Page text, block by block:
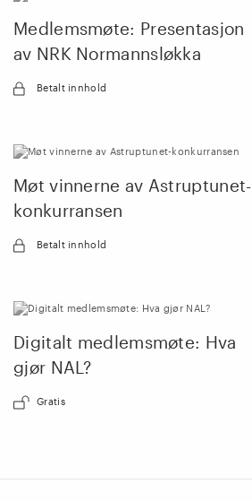
Medlemsmøte: Presentasjon
av NRK Normannsløkka
Betalt innhold
Møt vinnerne av Astruptunet-
konkurransen
Betalt innhold
Digitalt medlemsmøte: Hva
gjør NAL?
Gratis